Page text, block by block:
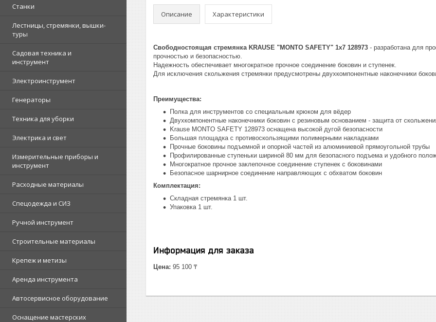
Станки
Лестницы, стремянки, вышки-
туры
Садовая техника и
инструмент
Электроинструмент
Генераторы
Техника для уборки
Электрика и свет
Измерительные приборы и
инструмент
Расходные материалы
Спецодежда и СИЗ
Ручной инструмент
Строительные материалы
Крепеж и метизы
Аренда инструмента
Автосервисное оборудование
Оснащение мастерских
Описание Характеристики
Свободностоящая стремянка KRAUSE "MONTO SAFETY" 1х7 128973 - разработана для
прочностью и безопасностью.
Надежность обеспечивает многократное прочное соединение боковин и ступенек.
Для исключения скольжения стремянки предусмотрены двухкомпонентные наконечники
Преимущества:
Полка для инструментов со специальным крюком для вёдер
Двухкомпонентные наконечники боковин с резиновым основанием - защита от
Krause MONTO SAFETY 128973 оснащена высокой дугой безопасности
Большая площадка с противоскользящими полимерными накладками
Прочные боковины подъемной и опорной частей из алюминиевой прямоугольной трубы
Профилированные ступеньки шириной 80 мм для безопасного подъема и удобного
Многократное прочное заклепочное соединение ступенек с боковинами
Безопасное шарнирное соединение направляющих с обхватом боковин
Комплектация:
Складная стремянка 1 шт.
Упаковка 1 шт.
Информация для заказа
Цена: 95 100 ₸